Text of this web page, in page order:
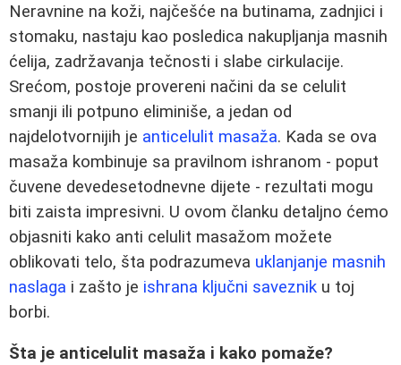
Neravnine na koži, najčešće na butinama, zadnjici i
stomaku, nastaju kao posledica nakupljanja masnih
ćelija, zadržavanja tečnosti i slabe cirkulacije.
Srećom, postoje provereni načini da se celulit
smanji ili potpuno eliminiše, a jedan od
najdelotvornijih je anticelulit masaža. Kada se ova
masaža kombinuje sa pravilnom ishranom - poput
čuvene devedesetodnevne dijete - rezultati mogu
biti zaista impresivni. U ovom članku detaljno ćemo
objasniti kako anti celulit masažom možete
oblikovati telo, šta podrazumeva uklanjanje masnih
naslaga i zašto je ishrana ključni saveznik u toj
borbi.
Šta je anticelulit masaža i kako pomaže?